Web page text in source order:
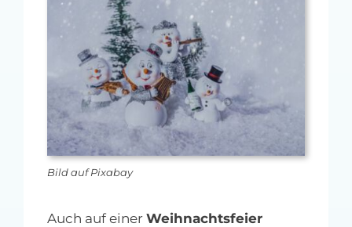
MFA-heute Newsletter-Anmeldung
Über uns
Ihre Werbung auf MFA-heute.de
Suche
nach:Bild auf Pixabay
Auch auf einer Weihnachtsfeier